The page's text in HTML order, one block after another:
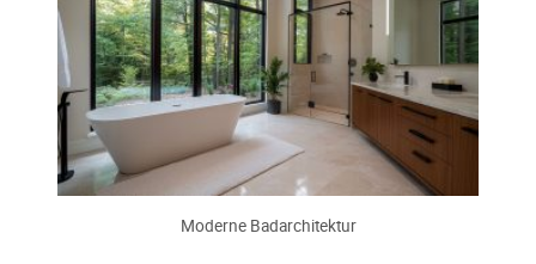
Moderne Badarchitektur